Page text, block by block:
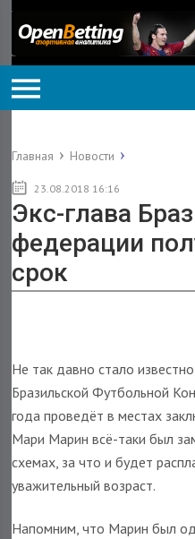
Главная Новости
23.08.2018 16:16
Экс-глава
федерации
срок
Не так давно стало
Бразильской Футбольной
года проведёт в местах
Мари Марин всё-таки был
схемах, за что и будет
уважительный возраст.
Напомним, что Марин был